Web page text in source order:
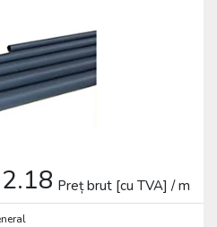
Preț brut [cu TVA] / m